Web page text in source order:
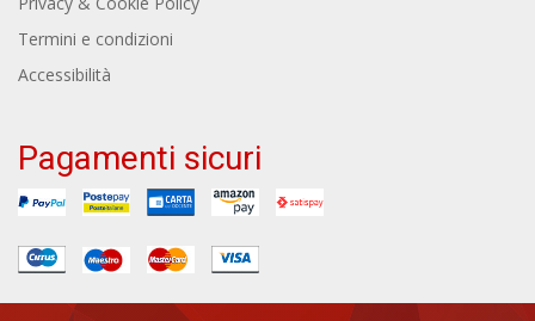
Termini e condizioni
Accessibilità
Pagamenti sicuri